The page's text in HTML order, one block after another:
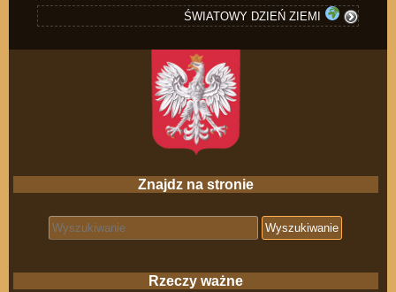
ŚWIATOWY DZIEŃ ZIEMI
Znajdz na stronie
Search for:
Rzeczy ważne